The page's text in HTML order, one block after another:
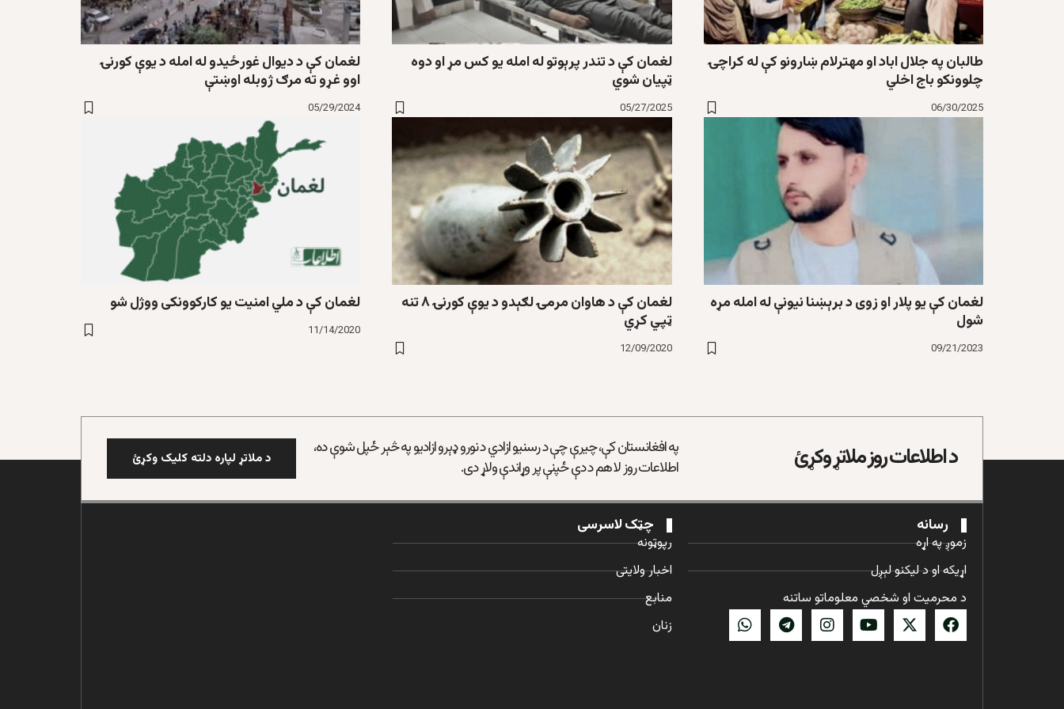
طالبان په جلال اباد او مهترلام ښارونو کې له کراچۍ
چلوونکو باج اخلي
06/30/2025
لغمان کې د تندر پرېوتو له امله یو کس مړ او دوه
ټپیان شوي
05/27/2025
لغمان کې د دیوال غورځیدو له امله د یوې کورنۍ
اوو غړو ته مرګ ژوبله اوښتې
05/29/2024
لغمان کې یو پلار او زوی د برېښنا نیونې له امله مړه
شول
09/21/2023
لغمان کې د هاوان مرمۍ لګېدو د یوې کورنۍ ۸ تنه
ټپي کړي
12/09/2020
لغمان کې د ملي امنیت یو کارکوونکی ووژل شو
11/14/2020
د اطلاعات روز ملاتړ وکړئ
په افغانستان کې، چیرې چې د رسنیو ازادي د نورو ډېرو ازادیو په څېر ځپل شوې ده،
اطلاعات روز لا هم د دې ځپنې پر وړاندې ولاړ دی.
د ملاتړ لپاره دلته کلیک وکړئ
رسانه
زموږ په اړه
اړیکه او د لیکنو لېږل
د محرمیت او شخصي معلوماتو ساتنه
چټک لاسرسی
رپوټونه
اخبار ولایتی
منابع
زنان